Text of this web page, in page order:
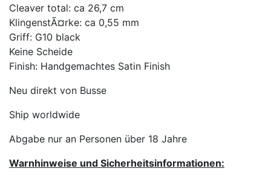
Cleaver total: ca 26,7 cm
KlingenstÃ¤rke: ca 0,55 mm
Griff: G10 black
Keine Scheide
Finish: Handgemachtes Satin Finish
Neu direkt von Busse
Ship worldwide
Abgabe nur an Personen über 18 Jahre
Warnhinweise und Sicherheitsinformationen: